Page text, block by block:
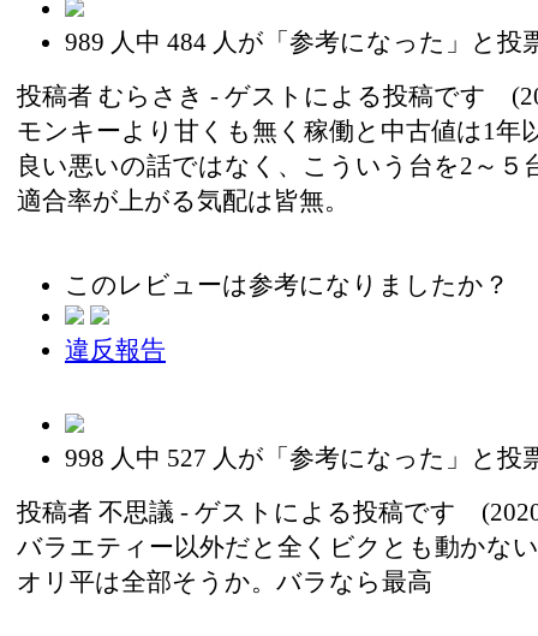
989 人中 484 人が「参考になった」と投
投稿者 むらさき - ゲストによる投稿です
モンキーより甘くも無く稼働と中古値は1年
良い悪いの話ではなく、こういう台を2～
適合率が上がる気配は皆無。
このレビューは参考になりましたか？
違反報告
998 人中 527 人が「参考になった」と投
投稿者 不思議 - ゲストによる投稿です
バラエティー以外だと全くビクとも動かな
オリ平は全部そうか。バラなら最高